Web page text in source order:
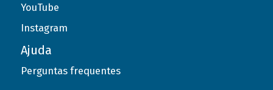
YouTube
Instagram
Ajuda
Perguntas frequentes